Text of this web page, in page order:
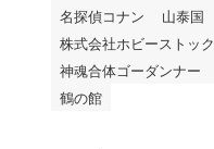
名探偵コナン
山泰国
株式会社ホビーストック
神魂合体ゴーダンナー
鶴の館